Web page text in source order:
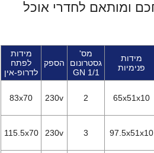
ומותאם לחדרי אוכל
מידות
פנימיות
מס'
גסטרונום
1/1 GN
הספק
מידות
לפתח
לדרופ-אין
65x51x10
2
230v
83x70
97.5x51x10
3
230v
115.5x70